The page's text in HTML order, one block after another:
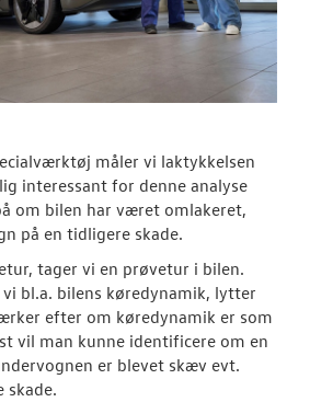
måler vi laktykkelsen
interessant for denne analyse
om bilen har været omlakeret,
på en tidligere skade.
tager vi en prøvetur i bilen.
bl.a. bilens køredynamik, lytter
efter om køredynamik er som
vil man kunne identificere om en
er blevet skæv evt.
skade.